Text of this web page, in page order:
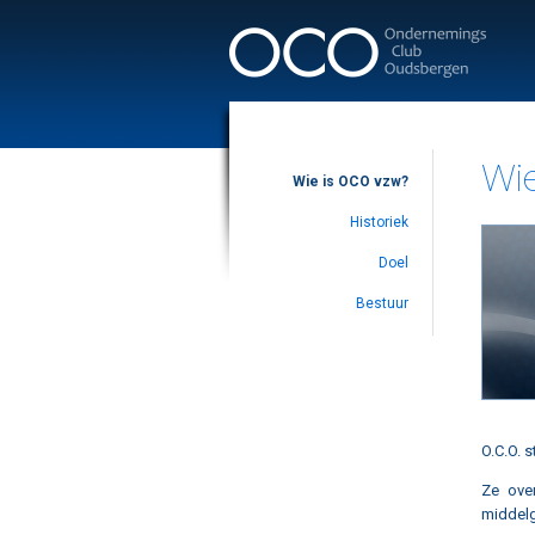
Wie is OCO vzw?
Historiek
Doel
Bestuur
O.C.O.
Ze